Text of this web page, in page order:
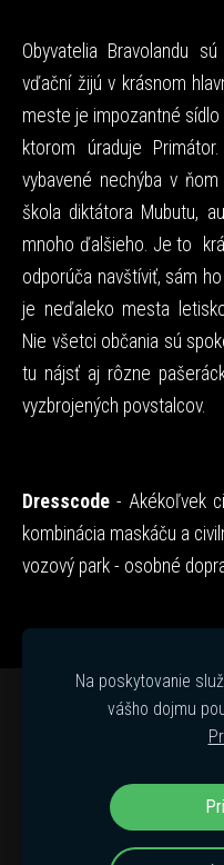
Obyvatelia Bravolandu
vďační žijú v krásnom
meste je impozantné sídlo
ktorom úraduje
vybavené nechýba v
škola diktátora Mubutu,
mnoho ďalšieho. Je to
odporúča navštíviť, sám
je neďaleko mesta
Nie všetci občania sú
tu nájsť aj rôzne
vyzbrojených povstalcov.
Dresscode - Akékoľvek
kombinácia maskáču a
vozový park - osobné
A.T.C.
Na poskytovanie
vášho dojmu